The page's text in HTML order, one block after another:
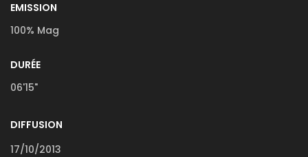
EMISSION
100% Mag
DURÉE
06'15"
DIFFUSION
17/10/2013